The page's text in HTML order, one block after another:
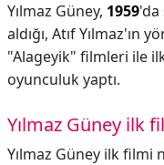
Yılmaz Güney, 1959
aldığı, Atıf Yılmaz'ın
"Alageyik" filmleri ile
oyunculuk yaptı.
Yılmaz Güney ilk
Yılmaz Güney ilk filmi